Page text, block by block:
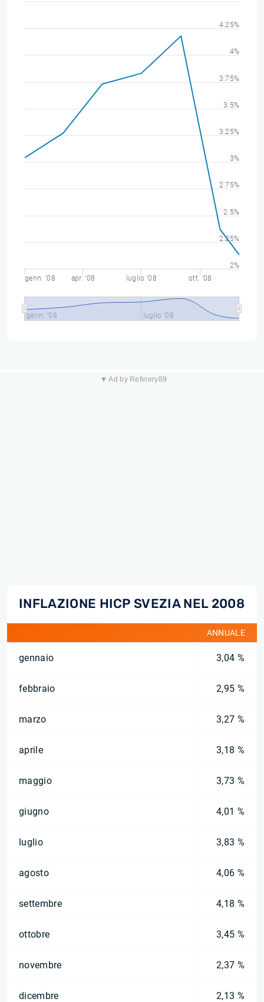
genn. '08 apr. '08 luglio '08 ott. '08
genn. '08 luglio '08
2%
2.25%
2.5%
2.75%
3%
3.25%
3.5%
3.75%
4%
4.25%
▼ Ad by Refinery89
INFLAZIONE HICP SVEZIA NEL 2008
ANNUALE
gennaio 3,04 %
febbraio 2,95 %
marzo 3,27 %
aprile 3,18 %
maggio 3,73 %
giugno 4,01 %
luglio 3,83 %
agosto 4,06 %
settembre 4,18 %
ottobre 3,45 %
novembre 2,37 %
dicembre 2,13 %